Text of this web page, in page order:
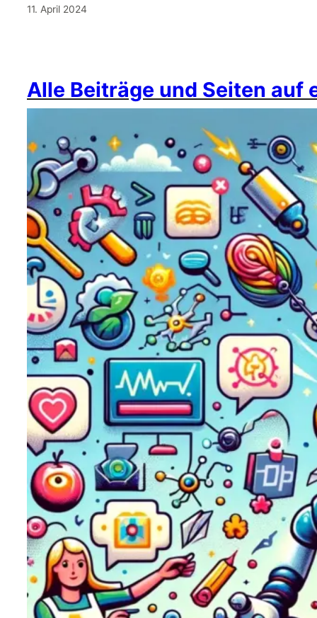
11. April 2024
Alle Beiträge und Seiten auf